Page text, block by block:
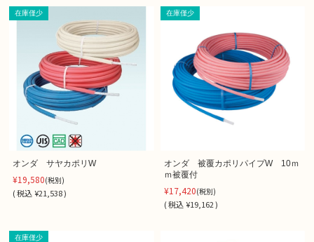
在庫僅少
オンダ サヤカポリW
¥19,580(税別)
(税込¥21,538 )
在庫僅少
オンダ 被覆カポリパイプW 10ｍ
ｍ被覆付
¥17,420(税別)
(税込 ¥19,162 )
在庫僅少